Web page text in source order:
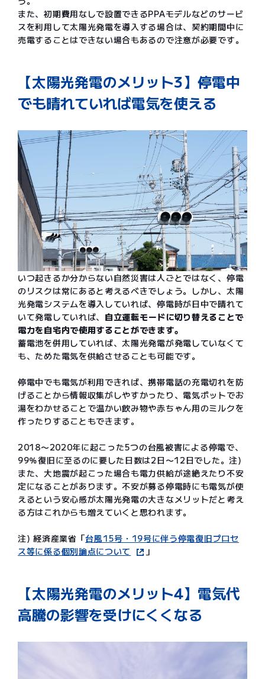
また、初期費用なしで設置できるPPAモデルなどのサービ
スを利用して太陽光発電を導入する場合は、契約期間中に
売電することはできない場合もあるので注意が必要です。
【太陽光発電のメリット3】停電中
でも晴れていれば電気を使える
いつ起きるか分からない自然災害は人ごとではなく、停電
のリスクは常にあると考えるべきでしょう。しかし、太陽
光発電システムを導入していれば、停電時が日中で晴れて
いて発電していれば、 自立運転モードに切り替えることで
電力を自宅内で使用することができます。
蓄電池を併用していれば、太陽光発電が発電していなくて
も、ためた電気を供給させることも可能です。
停電中でも電気が利用できれば、携帯電話の充電切れを防
げることから情報収集がしやすかったり、電気ポットでお
湯をわかせることで温かい飲み物や赤ちゃん用のミルクを
作ったりすることもできます。
2018〜2020年に起こった5つの台風被害による停電で、
99％復旧に至るのに要した日数は2日〜12日でした。注)
また、大地震が起こった場合も電力供給が途絶えたり不安
定になることがあります。不安が募る停電時にも電気が使
えるという安心感が太陽光発電の大きなメリットだと考え
る方はこれからも増えていくと思われます。
注) 経済産業省「台風15号・19号に伴う停電復旧プロセ
ス等に係る個別論点について
」
【太陽光発電のメリット4】電気代
高騰の影響を受けにくくなる